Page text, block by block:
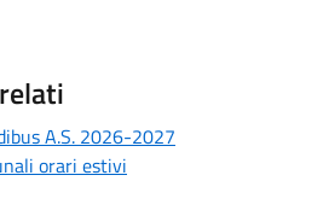
A.S. 2026-2027
orari estivi